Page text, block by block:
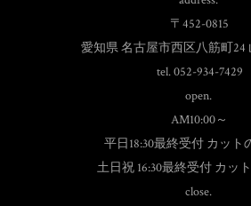
〒452-0815
愛知県 名古屋市西区八筋町24
tel. 052-934-7429
open.
AM10:00～
平日18:30最終受付 カット
土日祝 16:30最終受付 カッ
close.